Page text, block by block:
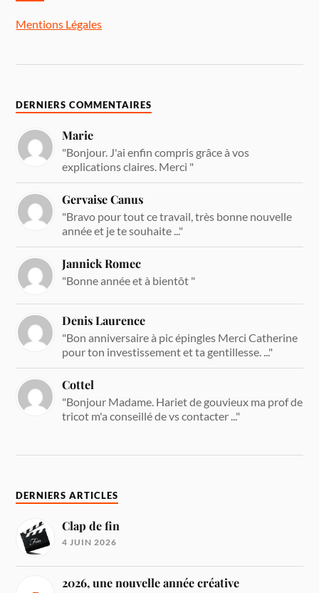
Mentions Légales
DERNIERS COMMENTAIRES
Marie
"Bonjour. J'ai enfin compris grâce à vos
explications claires. Merci "
Gervaise Canus
"Bravo pour tout ce travail, très bonne nouvelle
année et je te souhaite ..."
Jannick Romec
"Bonne année et à bientôt "
Denis Laurence
"Bon anniversaire à pic épingles Merci Catherine
pour ton investissement et ta gentillesse. ..."
Cottel
"Bonjour Madame. Hariet de gouvieux ma prof de
tricot m'a conseillé de vs contacter ..."
DERNIERS ARTICLES
Clap de fin
4 JUIN 2026
2026, une nouvelle année créative